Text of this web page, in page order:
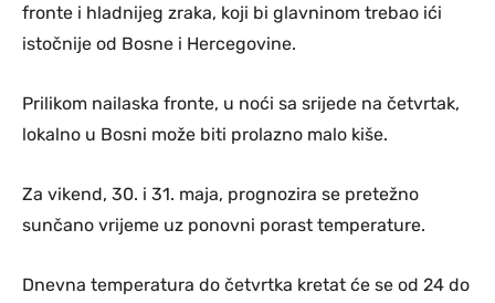
fronte i hladnijeg zraka, koji bi glavninom trebao ići
istočnije od Bosne i Hercegovine.
Prilikom nailaska fronte, u noći sa srijede na četvrtak,
lokalno u Bosni može biti prolazno malo kiše.
Za vikend, 30. i 31. maja, prognozira se pretežno
sunčano vrijeme uz ponovni porast temperature.
Dnevna temperatura do četvrtka kretat će se od 24 do